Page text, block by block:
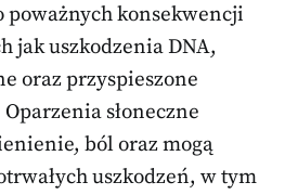
poważnych konsekwencji
jak uszkodzenia DNA,
oraz przyspieszone
słoneczne
ból oraz mogą
uszkodzeń, w tym